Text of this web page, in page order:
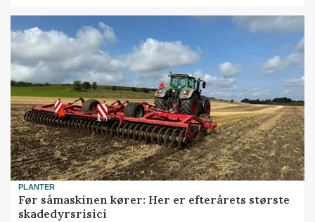
PLANTER
Før såmaskinen kører: Her er efterårets største
skadedyrsrisici